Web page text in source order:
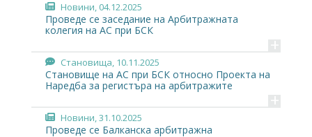
Новини, 04.12.2025
Проведе се заседание на Арбитражната
колегия на АС при БСК
+
Становища, 10.11.2025
Становище на АС при БСК относно Проекта на
Наредба за регистъра на арбитражите
+
Новини, 31.10.2025
Проведе се Балканска арбитражна